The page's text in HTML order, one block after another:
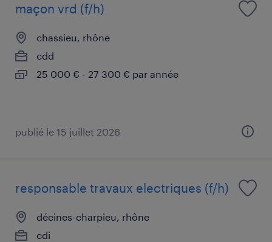
maçon vrd (f/h)
chassieu, rhône
cdd
25 000 € - 27 300 € par année
publié le 15 juillet 2026
responsable travaux electriques (f/h)
décines-charpieu, rhône
cdi